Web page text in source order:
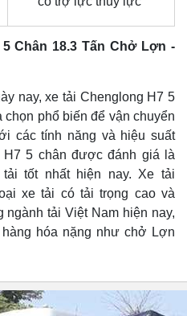
Chân 18.3 Tấn Chở Lợn -
nay, xe tải Chenglong H7 5
phổ biến để vận chuyển
các tính năng và hiệu suất
5 chân được đánh giá là
tốt nhất hiện nay. Xe tải
xe tải có tải trọng cao và
tải Việt Nam hiện nay,
hóa nặng như chở Lợn